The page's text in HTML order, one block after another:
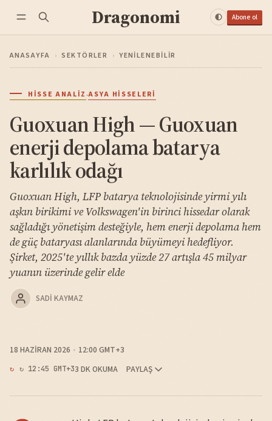
Dragonomi Abone ol
ANASAYFA › SEKTÖRLER › YENILENEBILIR
HISSE ANALIZ ·ASYA HISSELERI
Guoxuan High — Guoxuan
enerji depolama batarya
karlılık odağı
Guoxuan High, LFP batarya teknolojisinde yirmi yılı
aşkın birikimi ve Volkswagen'in birinci hissedar olarak
sağladığı yönetişim desteğiyle, hem enerji depolama hem
de güç bataryası alanlarında büyümeyi hedefliyor.
Şirket, 2025'te yıllık bazda yüzde 27 artışla 45 milyar
yuanın üzerinde gelir elde
SADI KAYMAZ
18 HAZIRAN 2026 12:00 GMT+3
↻ 12:45 GMT+33 DK OKUMA PAYLAŞ